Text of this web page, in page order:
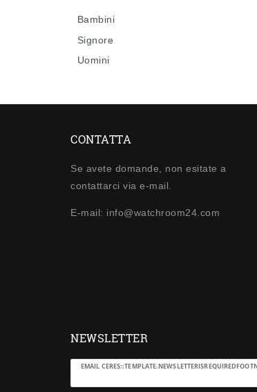
Bambini
Signore
Uomini
CONTATTA
Se avete domande, non esitate a
contattarci via e-mail.
E-mail: info@watchroom24.com
NEWSLETTER
EMAIL